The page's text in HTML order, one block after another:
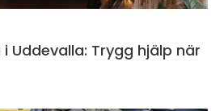
Uddevalla: Trygg hjälp när